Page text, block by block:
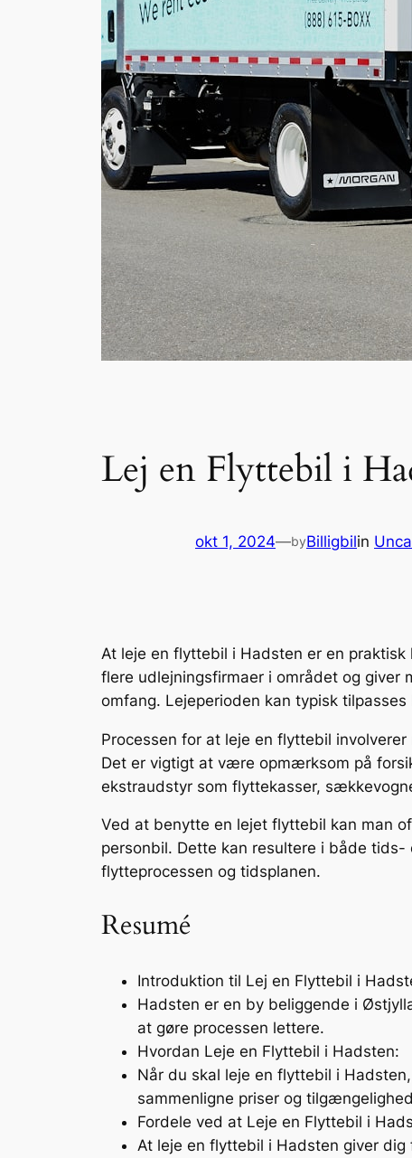
Lej en Flyttebil i
okt 1, 2024—byBilligbilin
At leje en flyttebil i Hadsten er en
flere udlejningsfirmaer i området og
omfang. Lejeperioden kan typisk
Processen for at leje en flyttebil
Det er vigtigt at være opmærksom på
ekstraudstyr som flyttekasser,
Ved at benytte en lejet flyttebil kan man
personbil. Dette kan resultere i både
flytteprocessen og tidsplanen.
Resumé
Introduktion til Lej en Flyttebil i
Hadsten er en by beliggende i
at gøre processen lettere.
Hvordan Leje en Flyttebil i Hadsten:
Når du skal leje en flyttebil i
sammenligne priser og
Fordele ved at Leje en Flyttebil i
At leje en flyttebil i Hadsten giver